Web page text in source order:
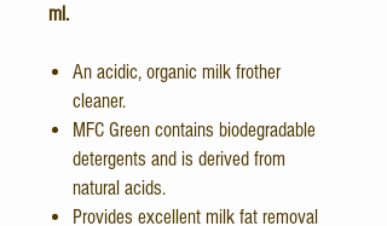
ml.
An acidic, organic milk frother
cleaner.
MFC Green contains biodegradable
detergents and is derived from
natural acids.
Provides excellent milk fat removal